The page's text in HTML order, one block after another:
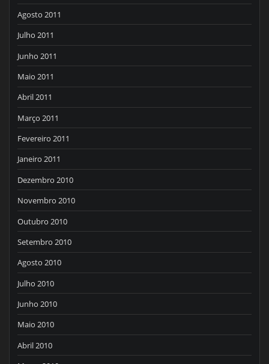
Agosto 2011
Julho 2011
Junho 2011
Maio 2011
Abril 2011
Março 2011
Fevereiro 2011
Janeiro 2011
Dezembro 2010
Novembro 2010
Outubro 2010
Setembro 2010
Agosto 2010
Julho 2010
Junho 2010
Maio 2010
Abril 2010